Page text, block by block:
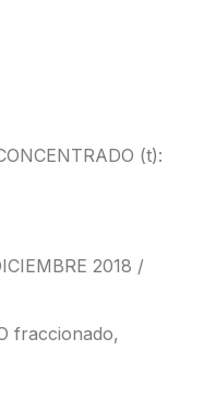
(t):
2018 /
fraccionado,